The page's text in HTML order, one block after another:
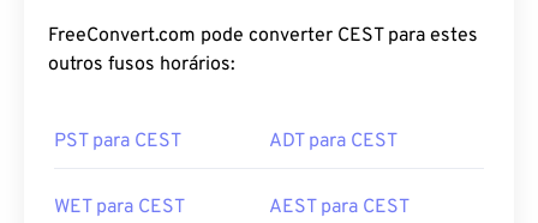
FreeConvert.com pode converter CEST para estes
outros fusos horários:
PST para CEST ADT para CEST
WET para CEST AEST para CEST